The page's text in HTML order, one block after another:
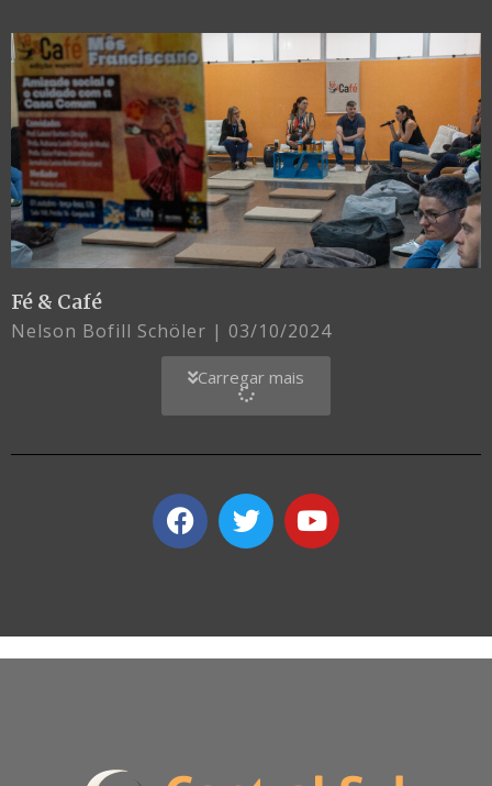
Fé & Café
Nelson Bofill Schöler 03/10/2024
Carregar mais